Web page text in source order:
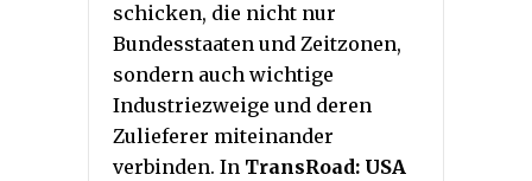
schicken, die nicht nur
Bundesstaaten und Zeitzonen,
sondern auch wichtige
Industriezweige und deren
Zulieferer miteinander
verbinden. In TransRoad: USA